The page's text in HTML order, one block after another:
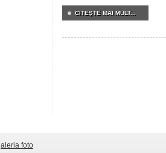
CITEŞTE MAI MULT...
foto